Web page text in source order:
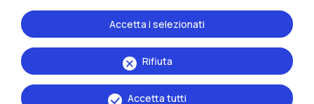
Politecnico di Milano, Piazza Leonardo da Vinci 32, 20133 Milano | P.IVA
04376620151 - C.F. 80057930150
Rifiuta
Accetta i selezionati
Accetta tutti